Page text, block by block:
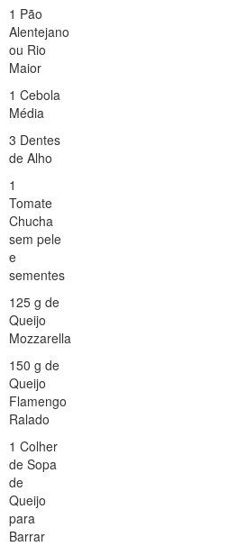
1 Pão
Alentejano
ou Rio
Maior
1 Cebola
Média
3 Dentes
de Alho
1
Tomate
Chucha
sem pele
e
sementes
125 g de
Queijo
Mozzarella
150 g de
Queijo
Flamengo
Ralado
1 Colher
de Sopa
de
Queijo
para
Barrar